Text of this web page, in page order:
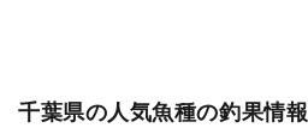
千葉県の人気魚種の釣果情報